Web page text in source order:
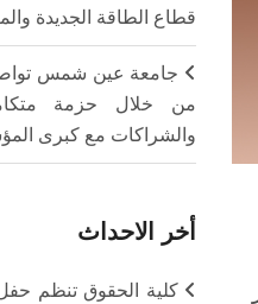
قطاع الطاقة الجديدة
جامعة عين شمس
من خلال حزمة
والشراكات مع كبرى
أخر الاحداث
كلية الحقوق تنظم حفل